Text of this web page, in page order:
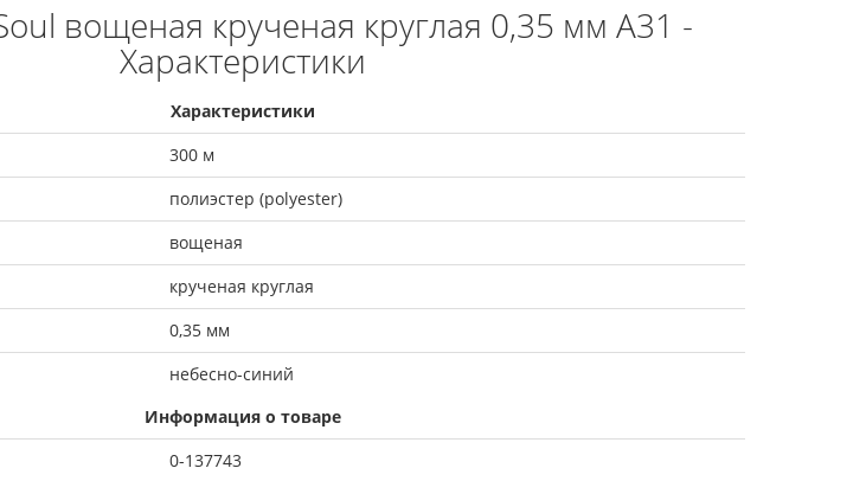
вощеная крученая круглая 0,35 мм A31 -
Характеристики
Характеристики
300 м
полиэстер (polyester)
вощеная
крученая круглая
0,35 мм
небесно-синий
Информация о товаре
0-137743